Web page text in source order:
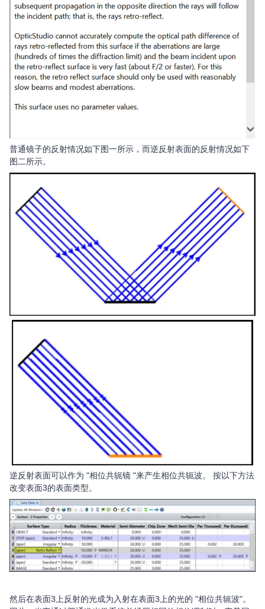
普通镜子的反射情况如下图一所示，而逆反射表面的反射情况如下
图二所示。
逆反射表面可以作为 "相位共轭镜 "来产生相位共轭波。 按以下方法
改变表面3的表面类型。
然后在表面3上反射的光成为入射在表面3上的光的 "相位共轭波"。